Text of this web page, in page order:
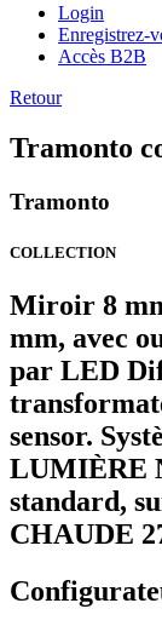
Login
Enregistrez-
Accès B2B
Retour
Tramonto
Tramonto
COLLECTION
Miroir 8
mm, avec
par LED
sensor.
LUMIÈRE
standard,
CHAUDE